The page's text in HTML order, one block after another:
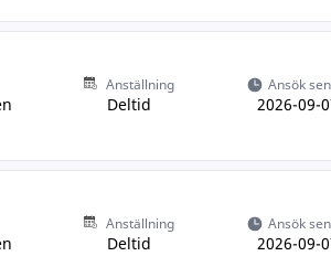
Anställning
Deltid
Ansök
2026-09-
Anställning
Deltid
Ansök
2026-09-